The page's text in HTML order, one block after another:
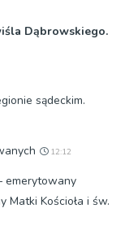
Dąbrowskiego.
sądeckim.
12:12
emerytowany
Matki Kościoła i św.